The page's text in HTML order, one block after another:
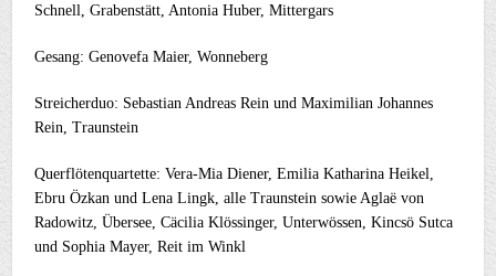
Schnell, Grabenstätt, Antonia Huber, Mittergars
Gesang: Genovefa Maier, Wonneberg
Streicherduo: Sebastian Andreas Rein und Maximilian Johannes
Rein, Traunstein
Querflötenquartette: Vera-Mia Diener, Emilia Katharina Heikel,
Ebru Özkan und Lena Lingk, alle Traunstein sowie Aglaë von
Radowitz, Übersee, Cäcilia Klössinger, Unterwössen, Kincsö Sutca
und Sophia Mayer, Reit im Winkl